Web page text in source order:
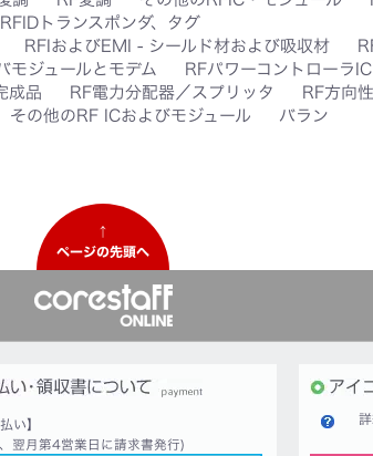
RFIDトランスポンダ、タグ
RFIおよびEMI - シールド材および吸収材
モジュールとモデム RFパワーコントローラIC
成品 RF電力分配器／スプリッタ
RF方向
その他のRF ICおよびモジュール バラン
↑
ページの先頭へ
い】
翌月第4営業日に請求書発行)